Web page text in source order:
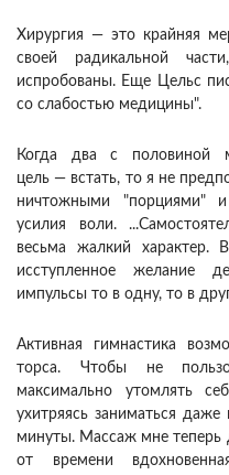
Хирургия — это крайняя
своей радикальной
испробованы. Еще Цельс
со слабостью медицины".
Когда два с половиной
цель — встать, то я не
ничтожными "порциями"
усилия воли.
весьма жалкий
исступленное желание
импульсы то в одну, то в
Активная гимнастика
торса. Чтобы не
максимально утомлять
ухитряясь заниматься
минуты. Массаж мне теперь
от времени